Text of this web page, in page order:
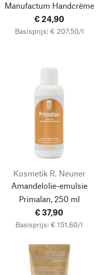
Manufactum Handcrème
€ 24,90
Basisprijs: € 207,50/l
Kosmetik R. Neuner
Amandelolie-emulsie
Primalan, 250 ml
€ 37,90
Basisprijs: € 151,60/l